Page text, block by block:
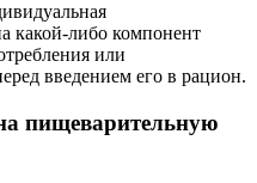
какой-либо компонент
или
введением его в рацион.
пищеварительную